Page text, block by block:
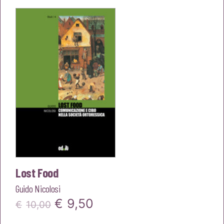
era:
€15,00.
è:
€14,25.
Lost Food
Guido Nicolosi
€ 10,00 Il
€ 9,50